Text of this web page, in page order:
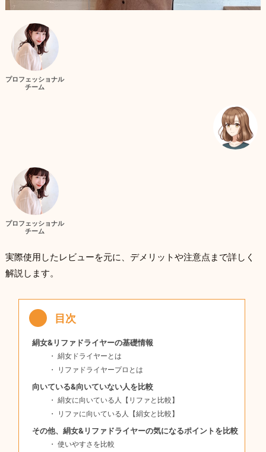
プロフェッショナル
チーム
プロフェッショナル
チーム
実際使用したレビューを元に、デメリットや注意点まで詳しく
解説します。
絹女&リファドライヤーの基礎情報
絹女ドライヤーとは
リファドライヤープロとは
向いている&向いていない人を比較
絹女に向いている人【リファと比較】
リファに向いている人【絹女と比較】
その他、絹女&リファドライヤーの気になるポイントを比較
使いやすさを比較